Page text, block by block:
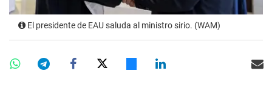
El presidente de EAU saluda al ministro sirio. (WAM)